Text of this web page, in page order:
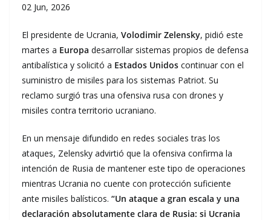
02 Jun, 2026
El presidente de Ucrania, Volodimir Zelensky, pidió este
martes a Europa desarrollar sistemas propios de defensa
antibalística y solicitó a Estados Unidos continuar con el
suministro de misiles para los sistemas Patriot. Su
reclamo surgió tras una ofensiva rusa con drones y
misiles contra territorio ucraniano.
En un mensaje difundido en redes sociales tras los
ataques, Zelensky advirtió que la ofensiva confirma la
intención de Rusia de mantener este tipo de operaciones
mientras Ucrania no cuente con protección suficiente
ante misiles balísticos. “Un ataque a gran escala y una
declaración absolutamente clara de Rusia: si Ucrania